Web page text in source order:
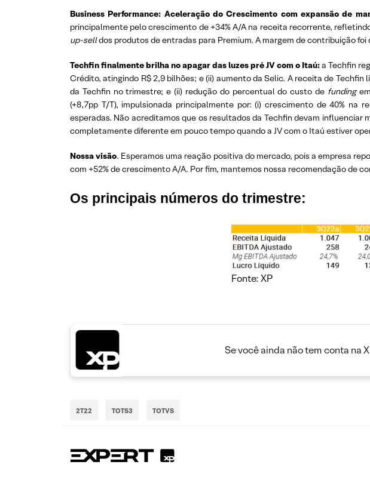
Business Performance: Aceleração do Crescimento com expansão de
principalmente pelo crescimento de +34% A/A na receita recorrente,
up-selldos produtos de entradas para Premium. A margem de contribuição
Techfin finalmente brilha no apagar das luzes pré JV com o Itaú:a Techfin
Crédito, atingindo R$ 2,9 bilhões; e (ii) aumento da Selic. A receita de Techfin
da Techfin no trimestre; e (ii) redução do percentual do custo de funding
(+8,7pp T/T), impulsionada principalmente por: (i) crescimento de 40% na
esperadas. Não acreditamos que os resultados da Techfin devam
completamente diferente em pouco tempo quando a JV com o Itaú estiver
Nossa visão. Esperamos uma reação positiva do mercado, pois a empresa
com +52% de crescimento A/A. Por fim, mantemos nossa recomendação de
Os principais números do trimestre:
Fonte: XP
Se você ainda não tem conta na
2T22 TOTS3 TOTVS